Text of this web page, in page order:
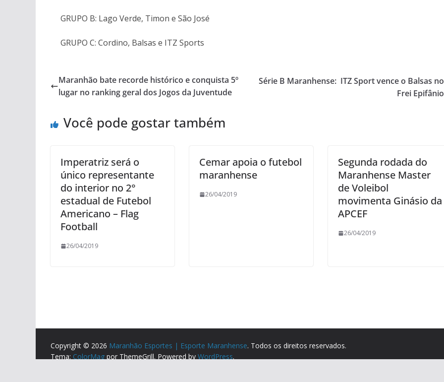
GRUPO B: Lago Verde, Timon e São José
GRUPO C: Cordino, Balsas e ITZ Sports
Maranhão bate recorde histórico e conquista 5º
lugar no ranking geral dos Jogos da Juventude
Série B Maranhense: ITZ Sport vence o Balsas no
Frei Epifânio
Você pode gostar também
Imperatriz será o
único representante
do interior no 2°
estadual de Futebol
Americano – Flag
Football
26/04/2019
Cemar apoia o futebol
maranhense
26/04/2019
Segunda rodada do
Maranhense Master
de Voleibol
movimenta Ginásio da
APCEF
26/04/2019
Copyright © 2026 Maranhão Esportes | Esporte Maranhense. Todos os direitos reservados.
Tema: ColorMag por ThemeGrill. Powered by WordPress.